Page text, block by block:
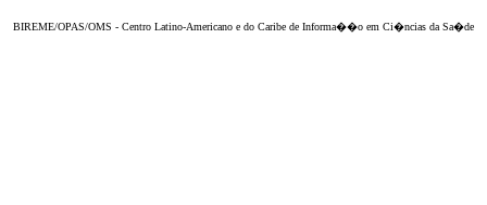
BIREME/OPAS/OMS - Centro Latino-Americano e do Caribe de Informa��o em Ci�ncias da Sa�de